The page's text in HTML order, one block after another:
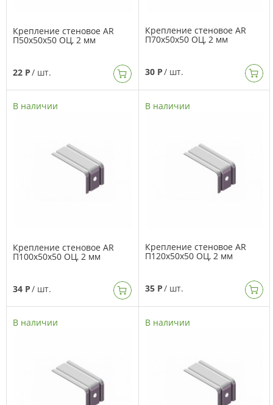
Крепление стеновое AR
П50х50х50 ОЦ, 2 мм
22 Р/ шт.
Крепление стеновое AR
П70х50х50 ОЦ, 2 мм
30 Р/ шт.
В наличии
Крепление стеновое AR
П100х50х50 ОЦ, 2 мм
34 Р/ шт.
В наличии
Крепление стеновое AR
П120х50х50 ОЦ, 2 мм
35 Р/ шт.
В наличии В наличии